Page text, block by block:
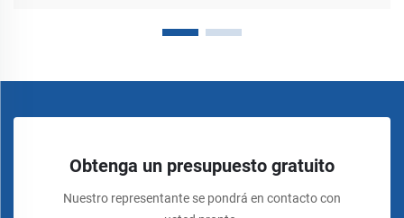
Obtenga un presupuesto gratuito
Nuestro representante se pondrá en contacto con